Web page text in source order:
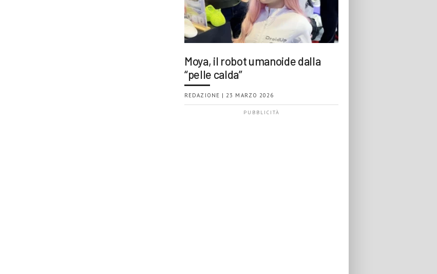
Moya, il robot umanoide dalla
“pelle calda”
REDAZIONE | 23 MARZO 2026